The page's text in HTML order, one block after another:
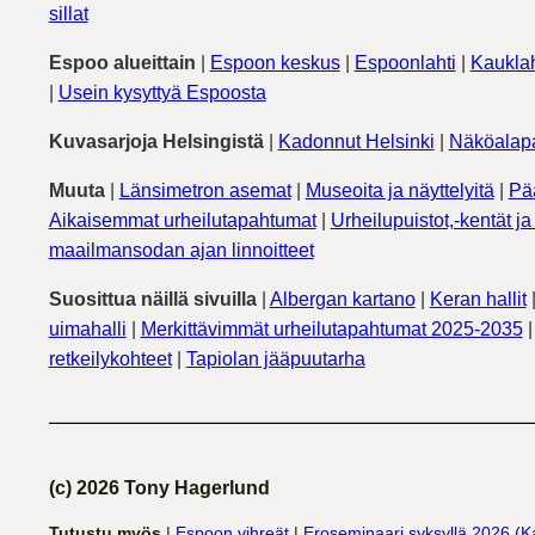
sillat
Espoo alueittain Espoon keskus| Espoonlahti
Usein kysyttyä Espoosta
Kuvasarjoja Helsingistä| Kadonnut Helsinki
Muuta| Länsimetron asemat| Museoita ja näyttelyitä
Aikaisemmat urheilutapahtumat| Urheilupuistot,-kentät
maailmansodan ajan linnoitteet
Suosittua näillä sivuilla| Albergan kartano| Keran hallit
uimahalli
Merkittävimmät urheilutapahtumat 2025-2035
retkeilykohteet| Tapiolan jääpuutarha
(c) 2026 Tony Hagerlund